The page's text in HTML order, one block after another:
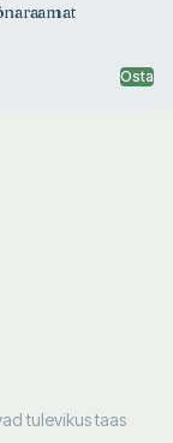
Osta
tulevikus taas